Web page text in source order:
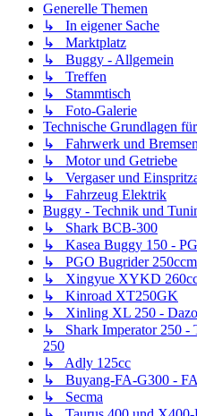
Generelle Themen
↳ In eigener Sache
↳ Marktplatz
↳ Buggy - Allgemein
↳ Treffen
↳ Stammtisch
↳ Foto-Galerie
Technische Grundlagen
↳ Fahrwerk und Bremsen
↳ Motor und Getriebe
↳ Vergaser und
↳ Fahrzeug Elektrik
Buggy - Technik und
↳ Shark BCB-300
↳ Kasea Buggy 150 -
↳ PGO Bugrider 250ccm
↳ Xingyue XYKD
↳ Kinroad XT250GK
↳ Xinling XL 250 -
↳ Shark Imperator 250 -
250
↳ Adly 125cc
↳ Buyang-FA-G300 -
↳ Secma